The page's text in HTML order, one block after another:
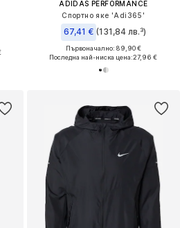
ADIDAS PERFORMANCE
Спортно яке 'Adi365'
67,41 € (131,84 лв.³)
Първоначално: 89,90 €
Последна най-ниска цена:27,96 €